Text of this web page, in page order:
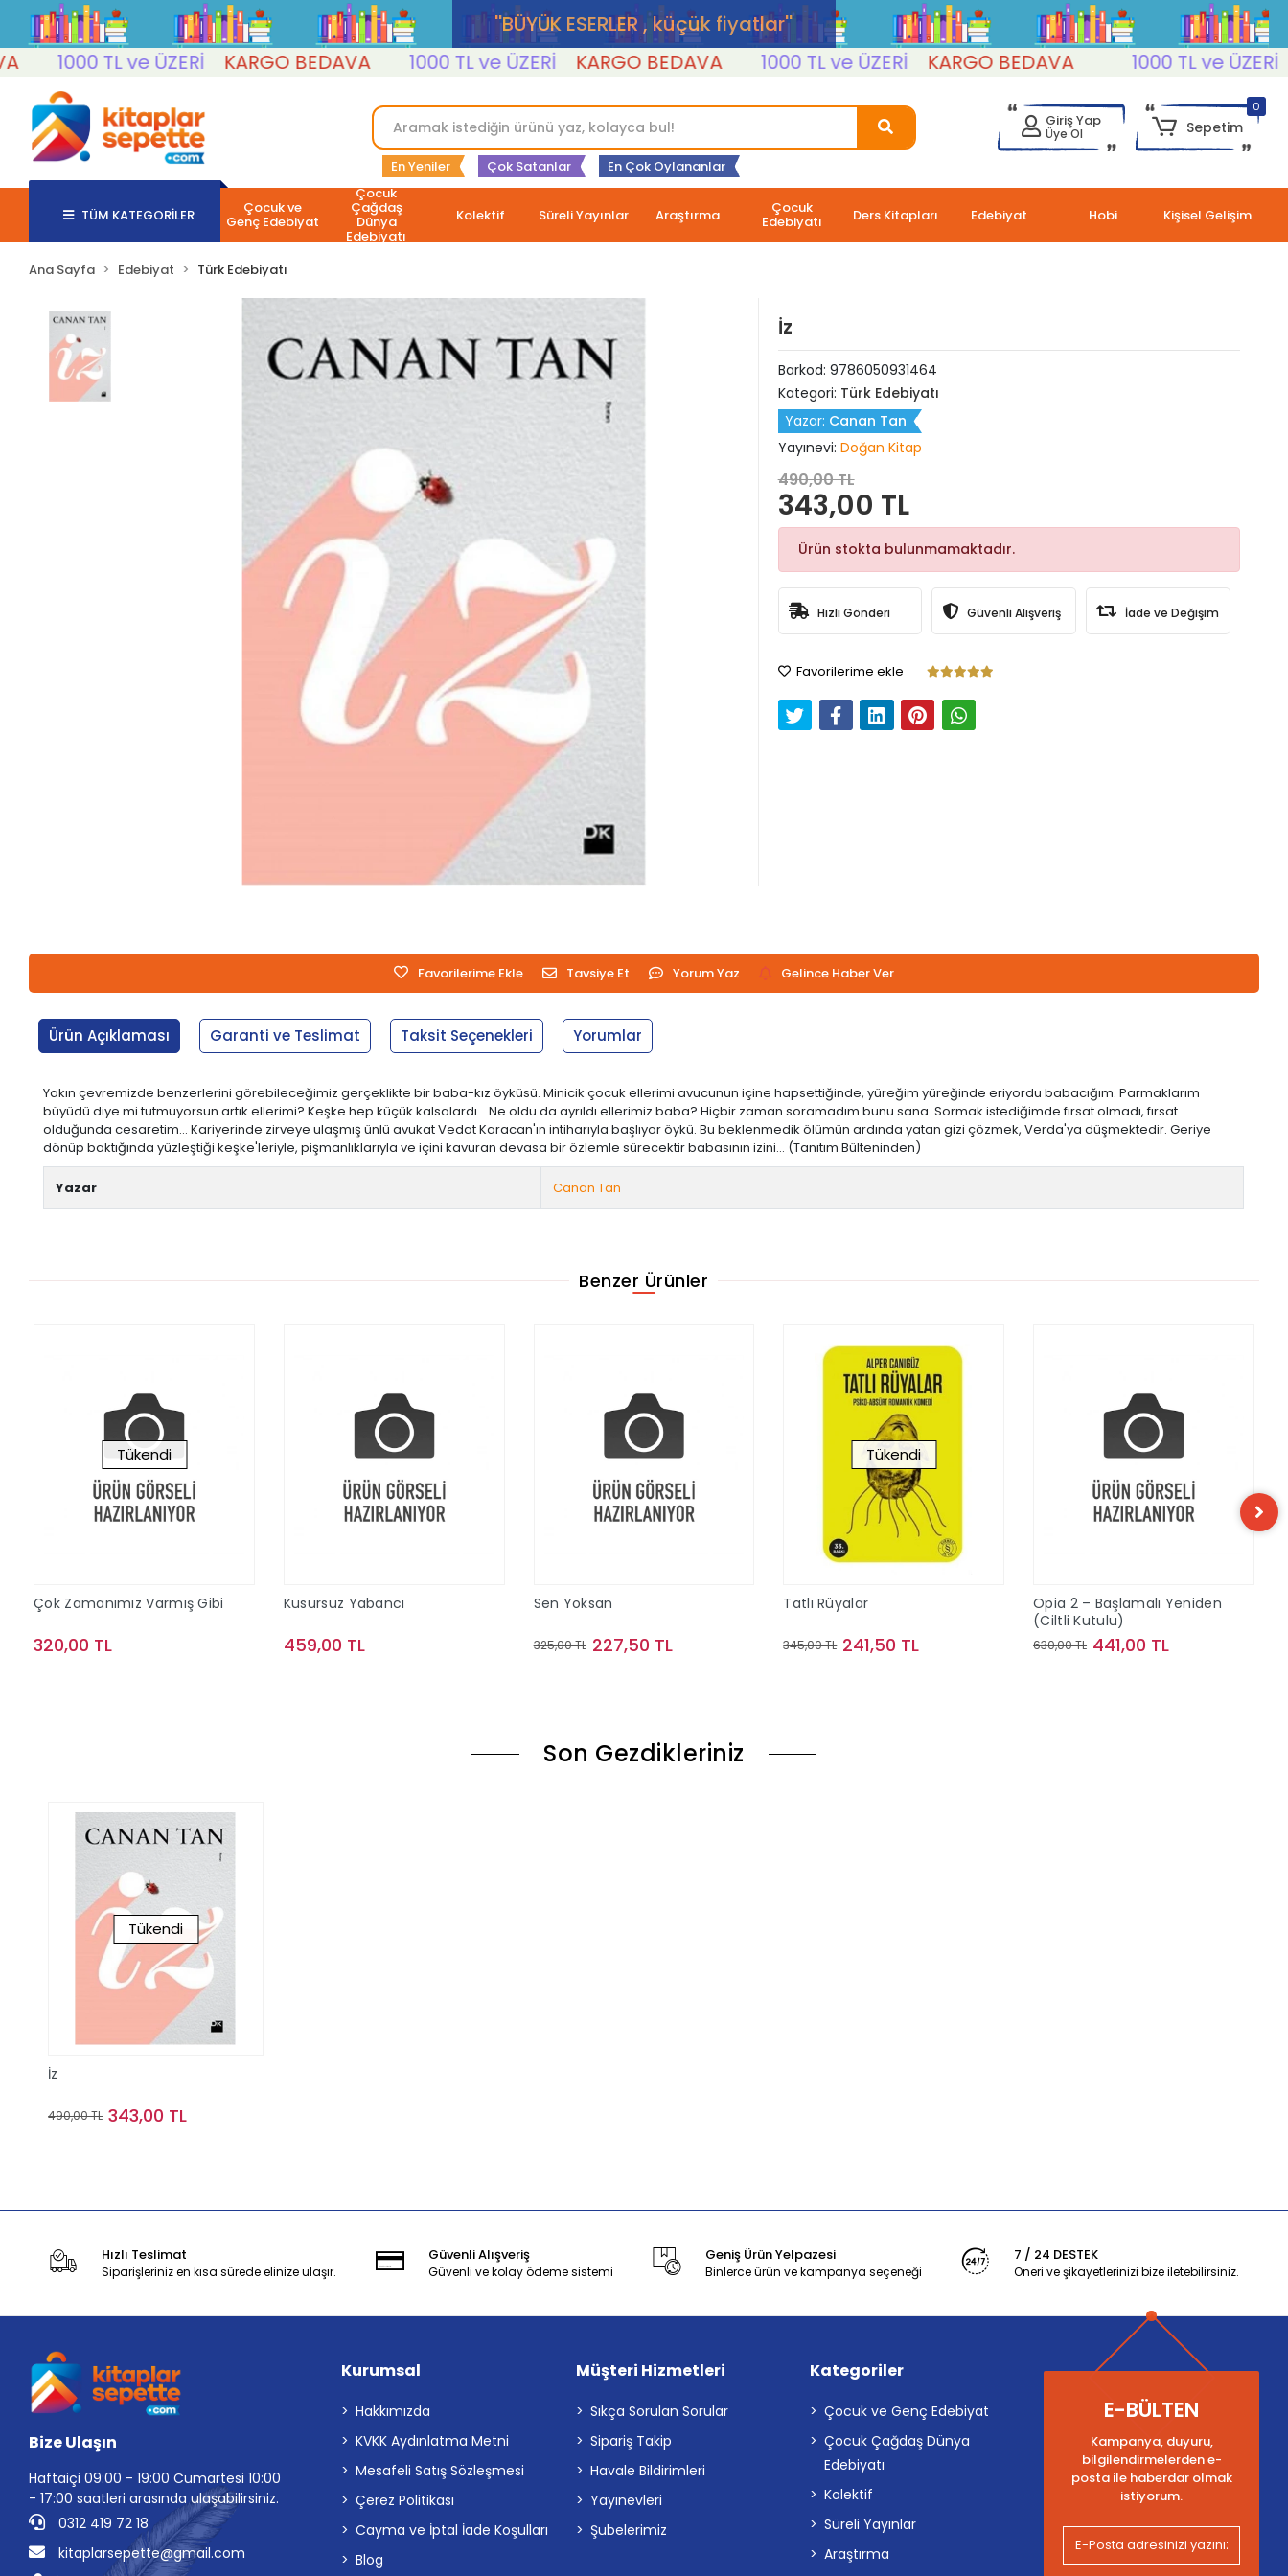
''BÜYÜK ESERLER , küçük fiyatlar''
1000 TL ve ÜZERİ
KARGO BEDAVA 1000 TL ve ÜZERİ KARGO BEDAVA 1000 TL ve ÜZERİ KARGO BEDAVA 1000 TL ve ÜZERİ
En Yeniler Çok Satanlar En Çok Oylananlar
Giriş Yap
Üye Ol
0
Sepetim
TÜM KATEGORİLER Çocuk ve
Genç Edebiyat
Çocuk
Çağdaş
Dünya
Edebiyatı
Kolektif Süreli Yayınlar Araştırma Çocuk
Edebiyatı Ders Kitapları Edebiyat Hobi Kişisel Gelişim
Ana Sayfa Edebiyat Türk Edebiyatı
İz
Barkod: 9786050931464
Kategori: Türk Edebiyatı
Yazar: Canan Tan
Yayınevi: Doğan Kitap
490,00 TL
343,00 TL
Ürün stokta bulunmamaktadır.
Hızlı Gönderi Güvenli Alışveriş İade ve Değişim
Favorilerime ekle
Favorilerime Ekle Tavsiye Et Yorum Yaz Gelince Haber Ver
Ürün Açıklaması Garanti ve Teslimat Taksit Seçenekleri Yorumlar
Yakın çevremizde benzerlerini görebileceğimiz gerçeklikte bir baba-kız öyküsü. Minicik çocuk ellerimi avucunun içine hapsettiğinde, yüreğim yüreğinde eriyordu babacığım. Parmaklarım
büyüdü diye mi tutmuyorsun artık ellerimi? Keşke hep küçük kalsalardı... Ne oldu da ayrıldı ellerimiz baba? Hiçbir zaman soramadım bunu sana. Sormak istediğimde fırsat olmadı, fırsat
olduğunda cesaretim... Kariyerinde zirveye ulaşmış ünlü avukat Vedat Karacan'ın intiharıyla başlıyor öykü. Bu beklenmedik ölümün ardında yatan gizi çözmek, Verda'ya düşmektedir. Geriye
dönüp baktığında yüzleştiği keşke'leriyle, pişmanlıklarıyla ve içini kavuran devasa bir özlemle sürecektir babasının izini... (Tanıtım Bülteninden)
Yazar Canan Tan
Benzer Ürünler
Tükendi
Çok Zamanımız Varmış Gibi
320,00 TL
Kusursuz Yabancı
459,00 TL
Sen Yoksan
325,00 TL 227,50 TL
Tükendi
Tatlı Rüyalar
345,00 TL 241,50 TL
Opia 2 – Başlamalı Yeniden
(Ciltli Kutulu)
630,00 TL 441,00 TL
Son Gezdikleriniz
Tükendi
İz
490,00 TL 343,00 TL
Hızlı Teslimat
Siparişleriniz en kısa sürede elinize ulaşır.
Güvenli Alışveriş
Güvenli ve kolay ödeme sistemi
Geniş Ürün Yelpazesi
Binlerce ürün ve kampanya seçeneği
7 / 24 DESTEK
Öneri ve şikayetlerinizi bize iletebilirsiniz.
Bize Ulaşın
Haftaiçi 09:00 - 19:00 Cumartesi 10:00
- 17:00 saatleri arasında ulaşabilirsiniz.
0312 419 72 18
kitaplarsepette@gmail.com
Kurumsal
Hakkımızda
KVKK Aydınlatma Metni
Mesafeli Satış Sözleşmesi
Çerez Politikası
Cayma ve İptal İade Koşulları
Blog
Müşteri Hizmetleri
Sıkça Sorulan Sorular
Sipariş Takip
Havale Bildirimleri
Yayınevleri
Şubelerimiz
Kategoriler
Çocuk ve Genç Edebiyat
Çocuk Çağdaş Dünya
Edebiyatı
Kolektif
Süreli Yayınlar
Araştırma
E-BÜLTEN
Kampanya, duyuru,
bilgilendirmelerden e-
posta ile haberdar olmak
istiyorum.